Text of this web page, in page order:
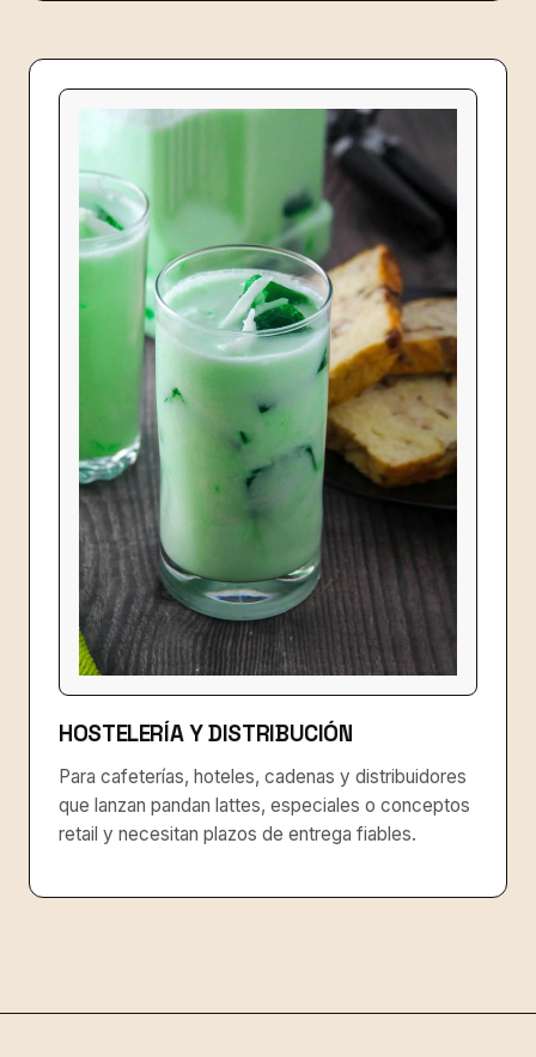
HOSTELERÍA Y DISTRIBUCIÓN
Para cafeterías, hoteles, cadenas y distribuidores
que lanzan pandan lattes, especiales o conceptos
retail y necesitan plazos de entrega fiables.